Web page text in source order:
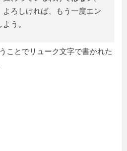
よろしければ、もう一度エン
う。
ことでリューク文字で書かれた